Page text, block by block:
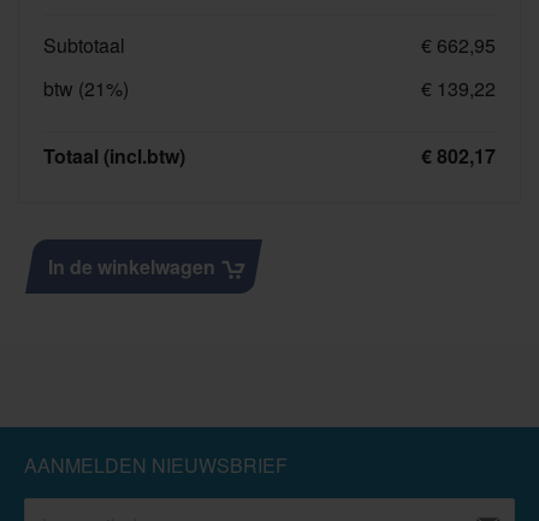
Subtotaal
€ 662,95
btw (21%)
€ 139,22
Totaal (incl.btw) € 802,17
In de winkelwagen
AANMELDEN NIEUWSBRIEF